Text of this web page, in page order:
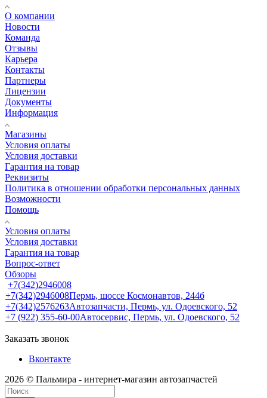
О компании
Новости
Команда
Отзывы
Карьера
Контакты
Партнеры
Лицензии
Документы
Информация
Магазины
Условия оплаты
Условия доставки
Гарантия на товар
Реквизиты
Политика в отношении обработки персональных данных
Возможности
Помощь
Условия оплаты
Условия доставки
Гарантия на товар
Вопрос-ответ
Обзоры
+7(342)2946008
+7(342)2946008Пермь, шоссе Космонавтов, 244б
+7(342)2576263Автозапчасти, Пермь, ул. Одоевского, 52
+7 (922) 355-60-00Автосервис, Пермь, ул. Одоевского, 52
Заказать звонок
Вконтакте
2026 © Пальмира - интернет-магазин автозапчастей